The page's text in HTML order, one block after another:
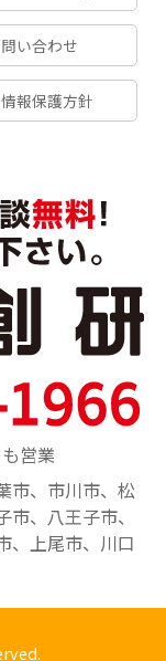
い合わせ
報保護方針
営業
市、市川市、松
、八王子市、
、上尾市、川口